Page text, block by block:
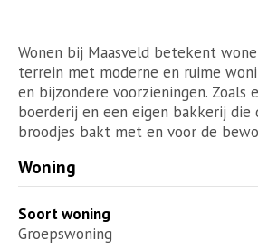
Wonen bij Maasveld betekent
terrein met moderne en ruime
en bijzondere voorzieningen. Zoals
boerderij en een eigen bakkerij die
broodjes bakt met en voor de
Woning
Soort woning
Groepswoning